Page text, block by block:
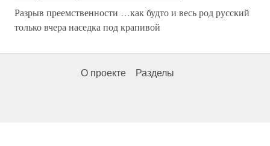
Разрыв преемственности …как будто и весь род русский
только вчера наседка под крапивой
О проекте Разделы